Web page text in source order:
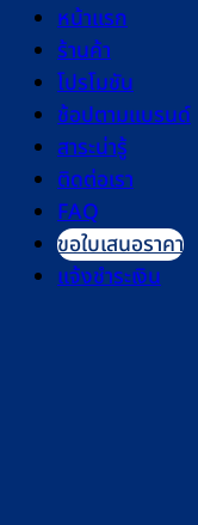
หน้าแรก
ร้านค้า
โปรโมชัน
ช้อปตามแบรนด์
สาระน่ารู้
ติดต่อเรา
FAQ
ขอใบเสนอราคา
แจ้งชำระเงิน